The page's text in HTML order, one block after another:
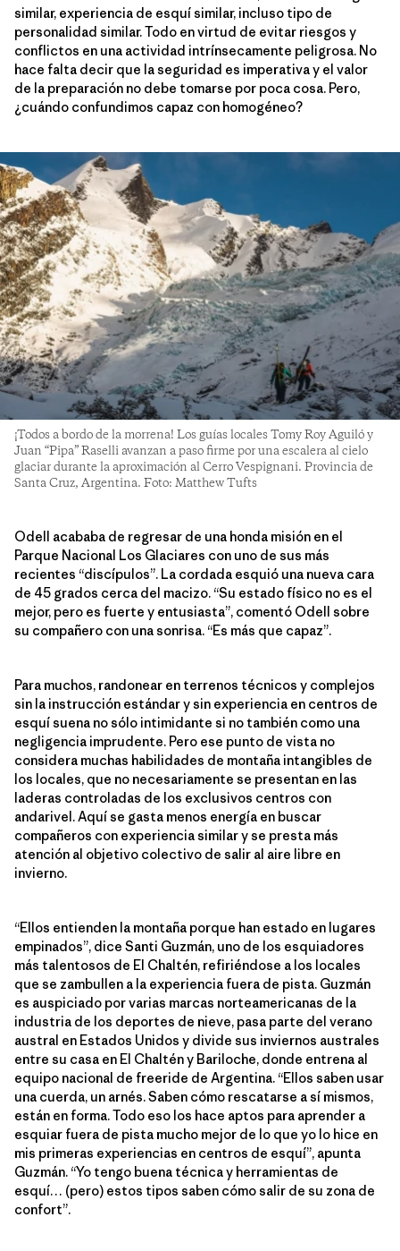
similar, experiencia de esquí similar, incluso tipo de
personalidad similar. Todo en virtud de evitar riesgos y
conflictos en una actividad intrínsecamente peligrosa. No
hace falta decir que la seguridad es imperativa y el valor
de la preparación no debe tomarse por poca cosa. Pero,
¿cuándo confundimos capaz con homogéneo?
¡Todos a bordo de la morrena! Los guías locales Tomy Roy Aguiló y
Juan “Pipa” Raselli avanzan a paso firme por una escalera al cielo
glaciar durante la aproximación al Cerro Vespignani. Provincia de
Santa Cruz, Argentina. Foto: Matthew Tufts
Odell acababa de regresar de una honda misión en el
Parque Nacional Los Glaciares con uno de sus más
recientes “discípulos”. La cordada esquió una nueva cara
de 45 grados cerca del macizo. “Su estado físico no es el
mejor, pero es fuerte y entusiasta”, comentó Odell sobre
su compañero con una sonrisa. “Es más que capaz”.
Para muchos, randonear en terrenos técnicos y complejos
sin la instrucción estándar y sin experiencia en centros de
esquí suena no sólo intimidante si no también como una
negligencia imprudente. Pero ese punto de vista no
considera muchas habilidades de montaña intangibles de
los locales, que no necesariamente se presentan en las
laderas controladas de los exclusivos centros con
andarivel. Aquí se gasta menos energía en buscar
compañeros con experiencia similar y se presta más
atención al objetivo colectivo de salir al aire libre en
invierno.
“Ellos entienden la montaña porque han estado en lugares
empinados”, dice Santi Guzmán, uno de los esquiadores
más talentosos de El Chaltén, refiriéndose a los locales
que se zambullen a la experiencia fuera de pista. Guzmán
es auspiciado por varias marcas norteamericanas de la
industria de los deportes de nieve, pasa parte del verano
austral en Estados Unidos y divide sus inviernos australes
entre su casa en El Chaltén y Bariloche, donde entrena al
equipo nacional de freeride de Argentina. “Ellos saben usar
una cuerda, un arnés. Saben cómo rescatarse a sí mismos,
están en forma. Todo eso los hace aptos para aprender a
esquiar fuera de pista mucho mejor de lo que yo lo hice en
mis primeras experiencias en centros de esquí”, apunta
Guzmán. “Yo tengo buena técnica y herramientas de
esquí… (pero) estos tipos saben cómo salir de su zona de
confort”.